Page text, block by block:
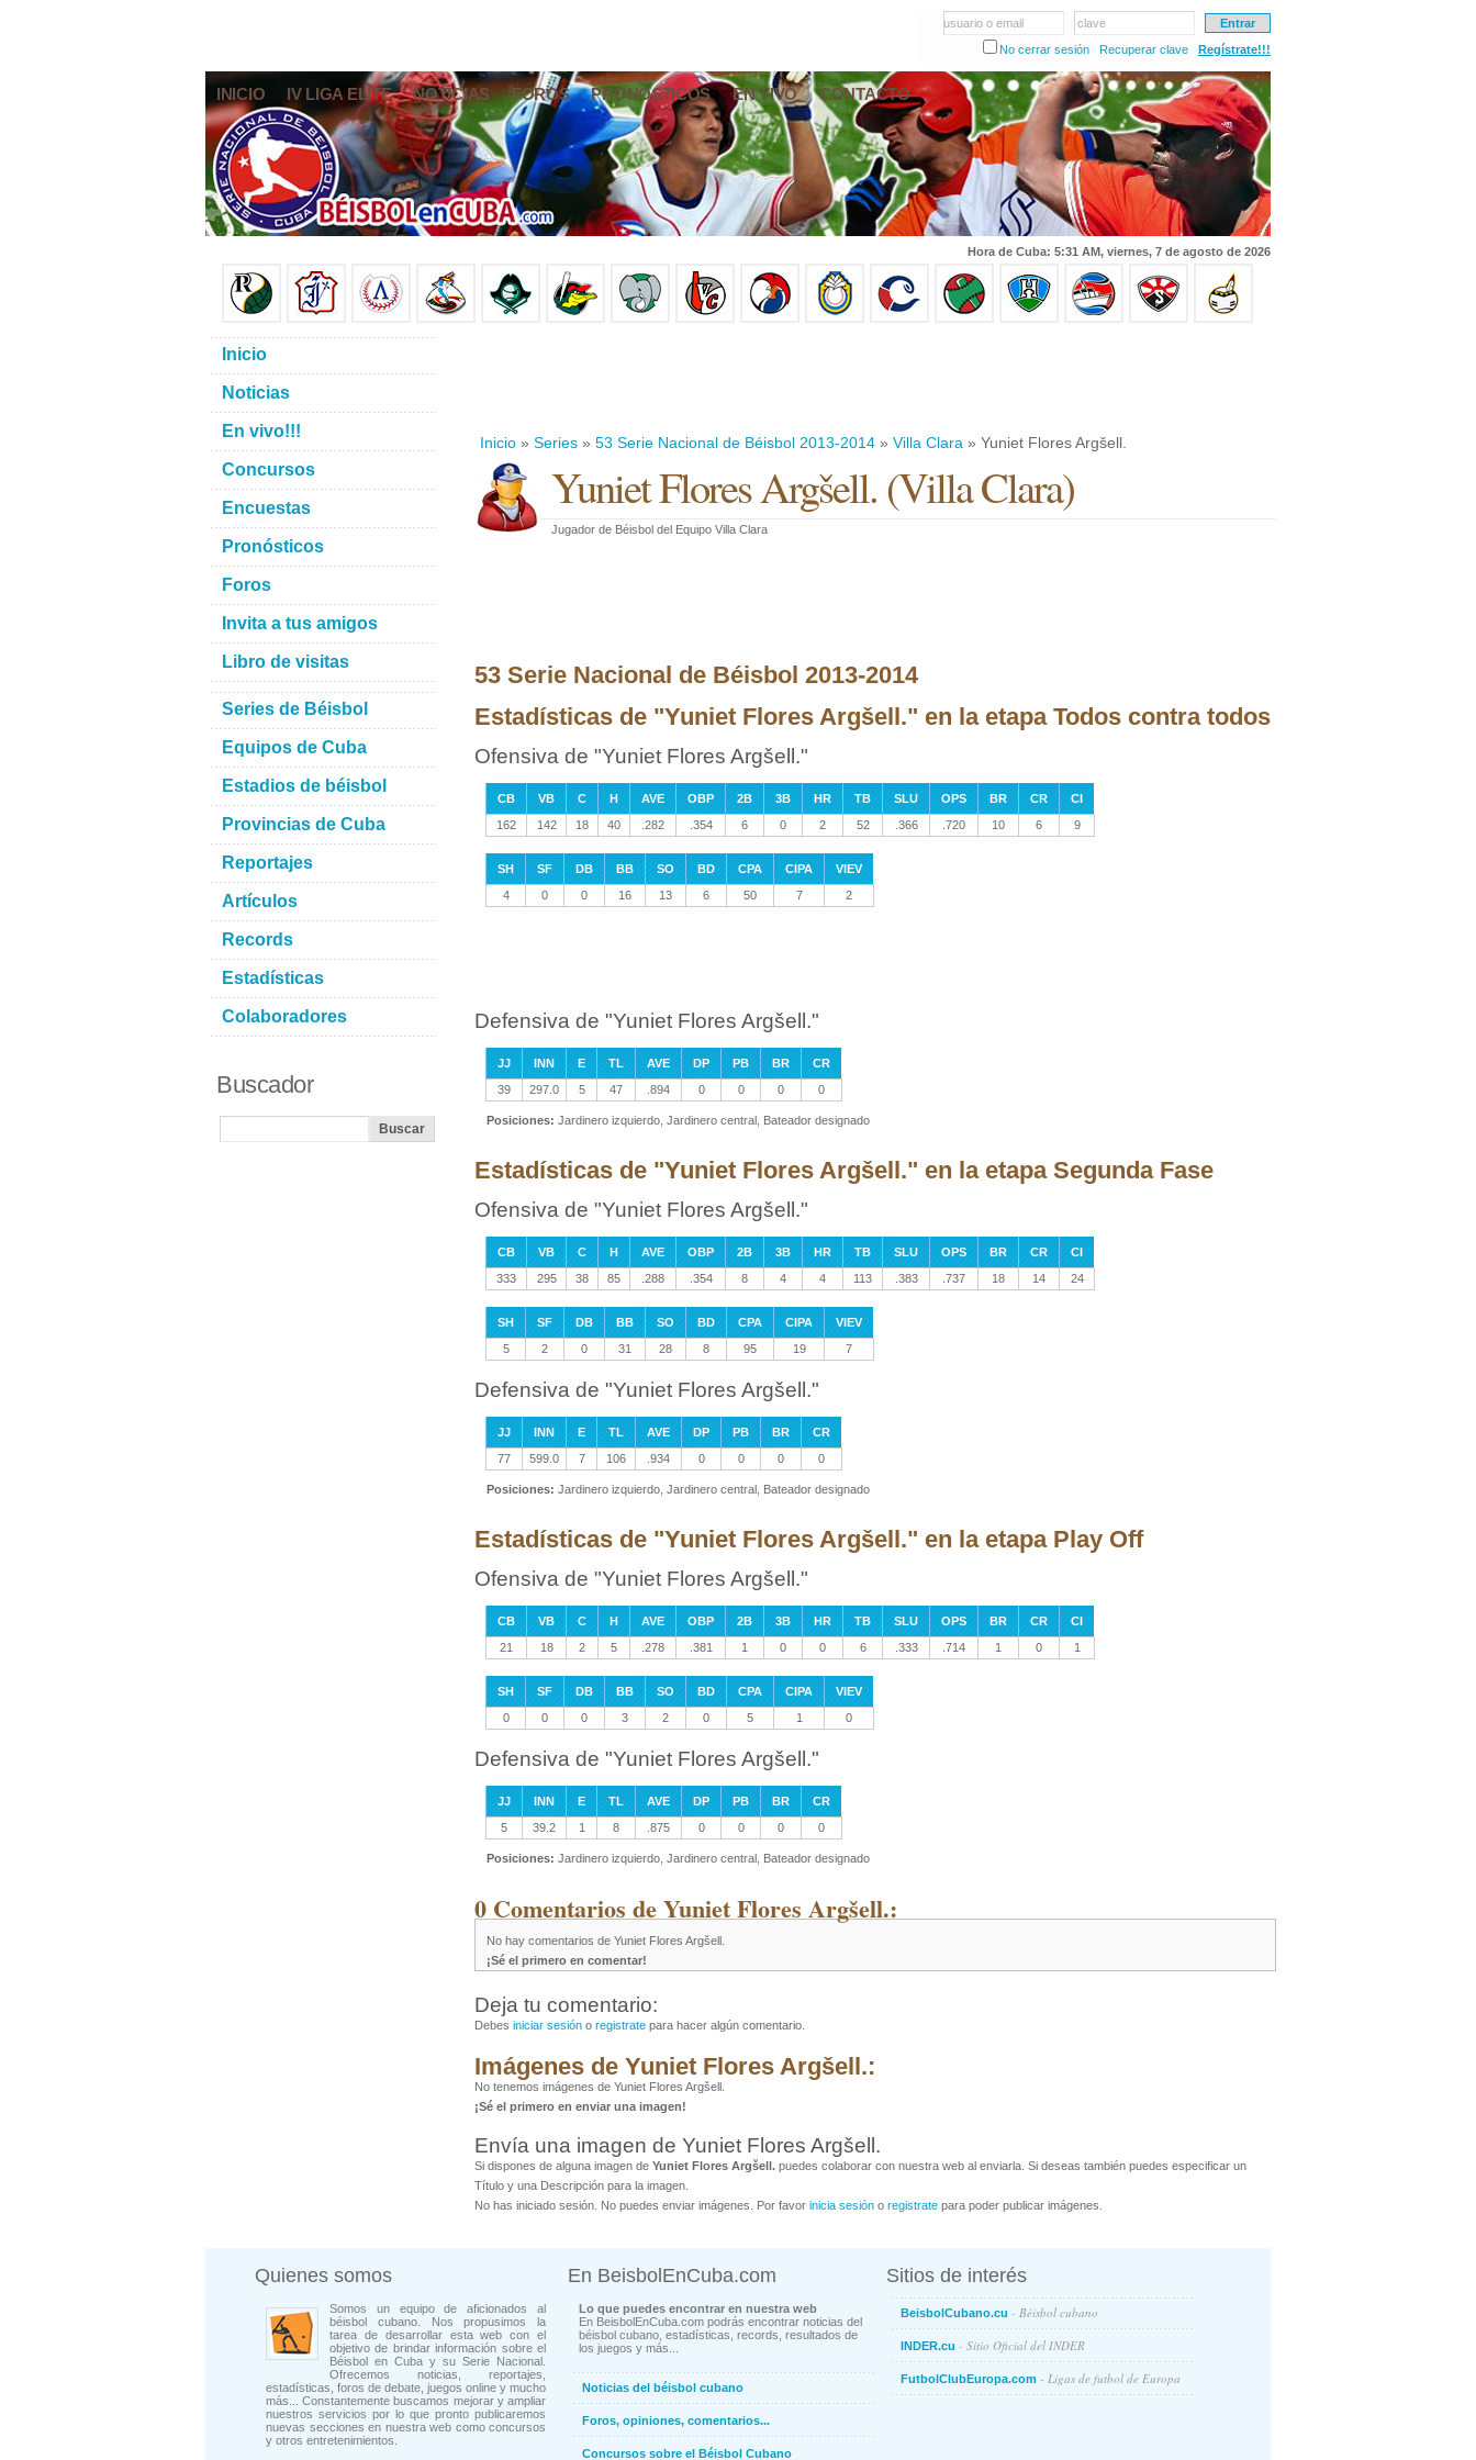
usuario o email
clave
No cerrar sesión
Recuperar clave Regístrate!!!
INICIO IV LIGA ELITE NOTICIAS FOROS PRONÓSTICOS EN VIVO CONTACTO
Hora de Cuba: 5:31 AM, viernes, 7 de agosto de 2026
Inicio » Series » 53 Serie Nacional de Béisbol 2013-2014 » Villa Clara » Yuniet Flores Argšell.
Yuniet Flores Argšell.(Villa Clara)
Jugador de Béisbol del Equipo Villa Clara
53 Serie Nacional de Béisbol 2013-2014
Estadísticas de "Yuniet Flores Argšell." en la etapa Todos contra todos
Ofensiva de "Yuniet Flores Argšell."
CB VB C H AVE OBP 2B 3B HR TB SLU OPS BR CR
CI
162
142 18 40 .282 .354 6 0 2 52 .366 .720 10 6 9
SH SF DB BB SO BD CPA CIPA
VIEV
4
0 0 16 13 6 50 7 2
Defensiva de "Yuniet Flores Argšell."
JJ INN E TL AVE DP PB BR
CR
39
297.0 5 47 .894 0 0 0 0
Posiciones: Jardinero izquierdo, Jardinero central, Bateador designado
Estadísticas de "Yuniet Flores Argšell." en la etapa Segunda Fase
Ofensiva de "Yuniet Flores Argšell."
CB VB C H AVE OBP 2B 3B HR TB SLU OPS BR CR
CI
333
295 38 85 .288 .354 8 4 4 113 .383 .737 18 14 24
SH SF DB BB SO BD CPA CIPA
VIEV
5
2 0 31 28 8 95 19 7
Defensiva de "Yuniet Flores Argšell."
JJ INN E TL AVE DP PB BR
CR
77
599.0 7 106 .934 0 0 0 0
Posiciones: Jardinero izquierdo, Jardinero central, Bateador designado
Estadísticas de "Yuniet Flores Argšell." en la etapa Play Off
Ofensiva de "Yuniet Flores Argšell."
CB VB C H AVE OBP 2B 3B HR TB SLU OPS BR CR
CI
21
18 2 5 .278 .381 1 0 0 6 .333 .714 1 0 1
SH SF DB BB SO BD CPA CIPA
VIEV
0
0 0 3 2 0 5 1 0
Defensiva de "Yuniet Flores Argšell."
JJ INN E TL AVE DP PB BR
CR
5
39.2 1 8 .875 0 0 0 0
Posiciones: Jardinero izquierdo, Jardinero central, Bateador designado
0 Comentarios de Yuniet Flores Argšell.:
No hay comentarios de Yuniet Flores Argšell.
¡Sé el primero en comentar!
Deja tu comentario:
Debes iniciar sesión o registrate para hacer algún comentario.
Imágenes de Yuniet Flores Argšell.:
No tenemos imágenes de Yuniet Flores Argšell.
¡Sé el primero en enviar una imagen!
Envía una imagen de Yuniet Flores Argšell.
Si dispones de alguna imagen de Yuniet Flores Argšell. puedes colaborar con nuestra web al enviarla. Si deseas también puedes especificar un
Título y una Descripción para la imagen.
No has iniciado sesión. No puedes enviar imágenes. Por favor inicia sesión o registrate para poder publicar imágenes.
Inicio
Noticias
En vivo!!!
Concursos
Encuestas
Pronósticos
Foros
Invita a tus amigos
Libro de visitas
Series de Béisbol
Equipos de Cuba
Estadios de béisbol
Provincias de Cuba
Reportajes
Artículos
Records
Estadísticas
Colaboradores
Buscador
Quienes somos
Somos un equipo de aficionados al
béisbol cubano. Nos propusimos la
tarea de desarrollar esta web con el
objetivo de brindar información sobre el
Béisbol en Cuba y su Serie Nacional.
Ofrecemos noticias, reportajes,
estadísticas, foros de debate, juegos online y mucho
más... Constantemente buscamos mejorar y ampliar
nuestros servicios por lo que pronto publicaremos
nuevas secciones en nuestra web como concursos
y otros entretenimientos.
En BeisbolEnCuba.com
Lo que puedes encontrar en nuestra web
En BeisbolEnCuba.com podrás encontrar noticias del
béisbol cubano, estadísticas, records, resultados de
los juegos y más...
Noticias del béisbol cubano
Foros, opiniones, comentarios...
Concursos sobre el Béisbol Cubano
Sitios de interés
BeisbolCubano.cu - Béisbol cubano
INDER.cu - Sitio Oficial del INDER
FutbolClubEuropa.com - Ligas de futbol de Europa